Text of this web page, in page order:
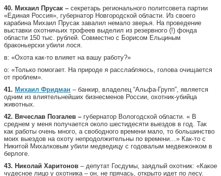
40. Михаил Прусак – секретарь регионального политсовета партии
«Единая Россия», губернатор Новгородской области. Из своего
карабина Михаил Прусак завалил немало зверья. На проведение
выставки охотничьих трофеев выделил из резервного (!) фонда
области 150 тыс. рублей. Совместно с Борисом Ельциным
браконьерски убили лося.
в: «Охота как-то влияет на вашу работу?»
о: «Только помогает. На природе я расслабляюсь, голова очищается
от проблем».
41. Михаил Фридман – банкир, владелец “Альфа-Групп”, является
одним из влиятельнейших бизнесменов России, охотник-убийца
животных.
42. Вячеслав Позгалев – губернатор Вологодской области. « В
среднем у меня получается около шестидесяти выездов в год. Так
как работы очень много, а свободного времени мало, то большинство
моих выездов на охоту непродолжительны по времени…» Как-то с
Никитой Михалковым убили медведицу с годовалым медвежонком в
берлоге.
43. Николай Харитонов – депутат Госдумы, заядлый охотник: «Какое
чудесное лицо у охотника – он, не прячась, открыто идет по лесу.